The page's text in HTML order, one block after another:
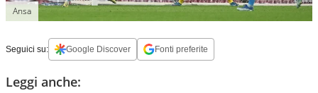
Ansa
Seguici su: Google Discover Fonti preferite
Leggi anche: